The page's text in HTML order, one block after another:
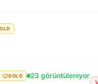
GOLD
23 görüntüleniyor